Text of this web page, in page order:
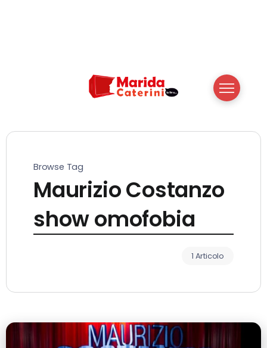
Browse Tag
Maurizio Costanzo
show omofobia
1 Articolo